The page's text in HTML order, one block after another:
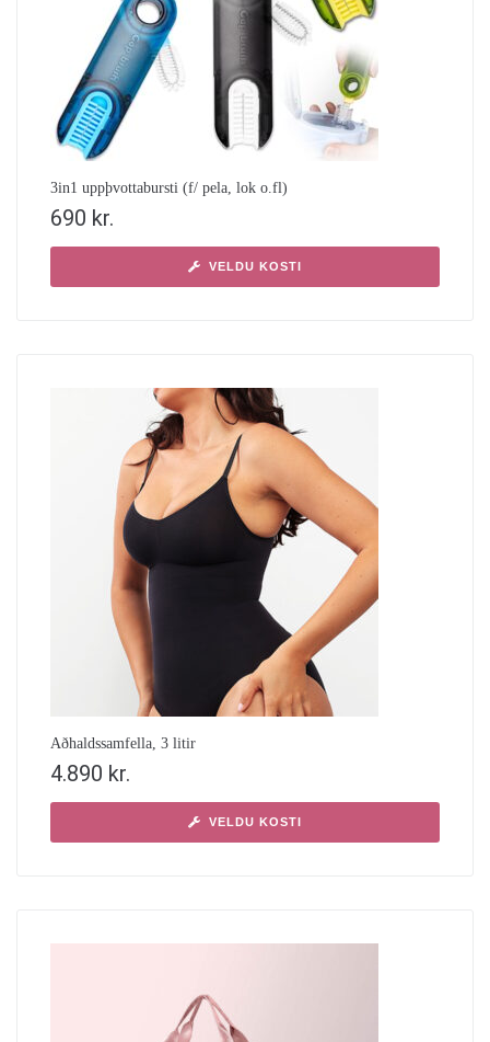
3in1 uppþvottabursti (f/ pela, lok o.fl)
690 kr.
VELDU KOSTI
Aðhaldssamfella, 3 litir
4.890 kr.
VELDU KOSTI